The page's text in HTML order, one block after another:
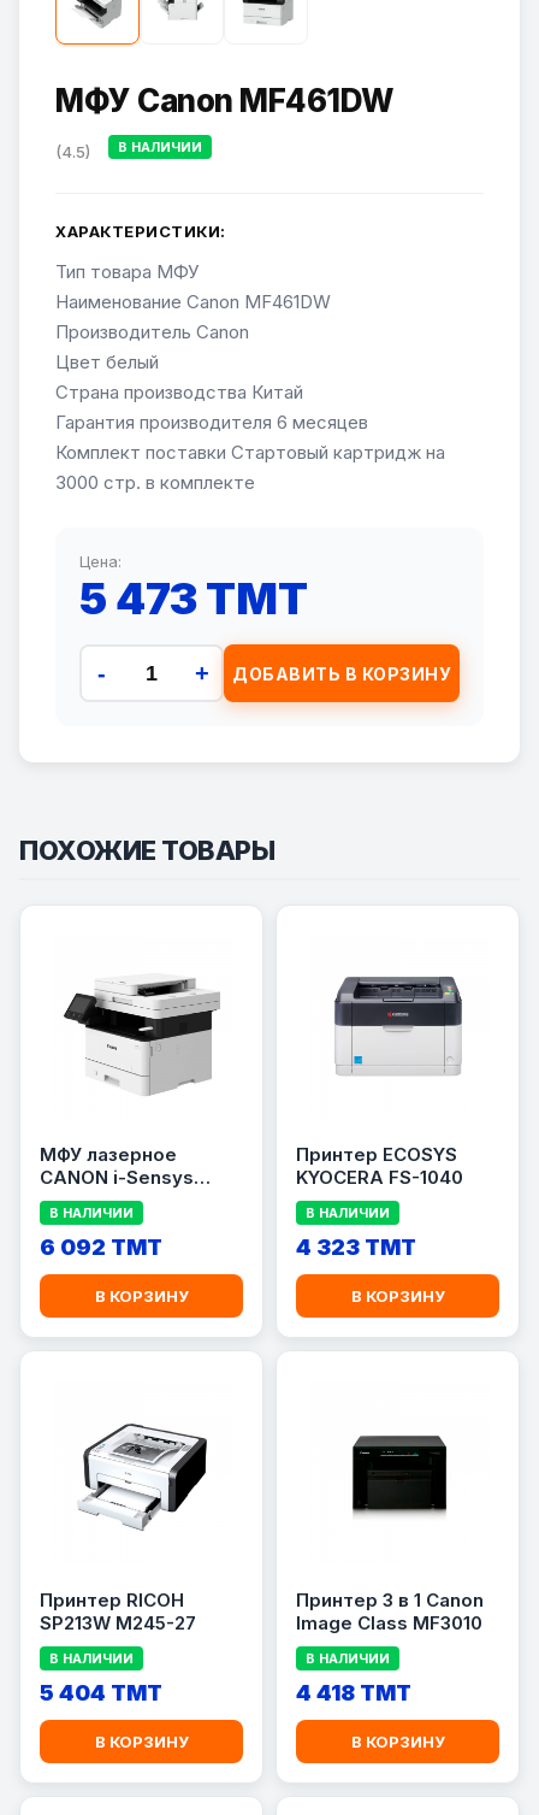
МФУ Canon MF461DW
(4.5) В НАЛИЧИИ
ХАРАКТЕРИСТИКИ:
Тип товара МФУ
Наименование Canon MF461DW
Производитель Canon
Цвет белый
Страна производства Китай
Гарантия производителя 6 месяцев
Комплект поставки Стартовый картридж на
3000 стр. в комплекте
Цена:
5 473 TMT
- + ДОБАВИТЬ В КОРЗИНУ
ПОХОЖИЕ ТОВАРЫ
МФУ лазерное
CANON i-Sensys
MF453dw
В НАЛИЧИИ
6 092 TMT
В КОРЗИНУ
Принтер ECOSYS
KYOCERA FS-1040
В НАЛИЧИИ
4 323 TMT
В КОРЗИНУ
Принтер RICOH
SP213W M245-27
В НАЛИЧИИ
5 404 TMT
В КОРЗИНУ
Принтер 3 в 1 Canon
Image Class MF3010
В НАЛИЧИИ
4 418 TMT
В КОРЗИНУ